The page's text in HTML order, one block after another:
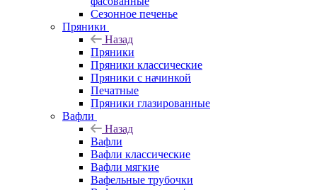
Сезонное печенье
Пряники
Назад
Пряники
Пряники классические
Пряники с начинкой
Печатные
Пряники глазированные
Вафли
Назад
Вафли
Вафли классические
Вафли мягкие
Вафельные трубочки